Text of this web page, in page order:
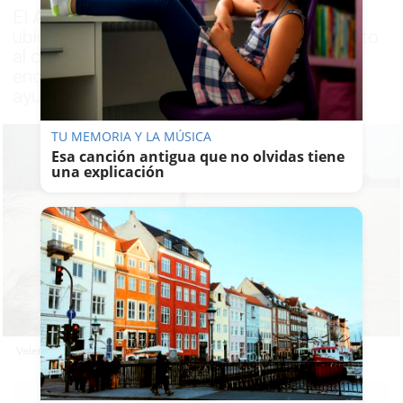
El Ayuntamiento denuncia que el velero
ubicado en el embalse del Guadalcacín, junto
al complejo turístico Tajo del Águila, se
encuentra en paradero desconocido y pide
ayuda para localizarlo
Velero del Tajo del Águila en el embalde del Guadalcacín.
TU MEMORIA Y LA MÚSICA
Esa canción antigua que no olvidas tiene
una explicación